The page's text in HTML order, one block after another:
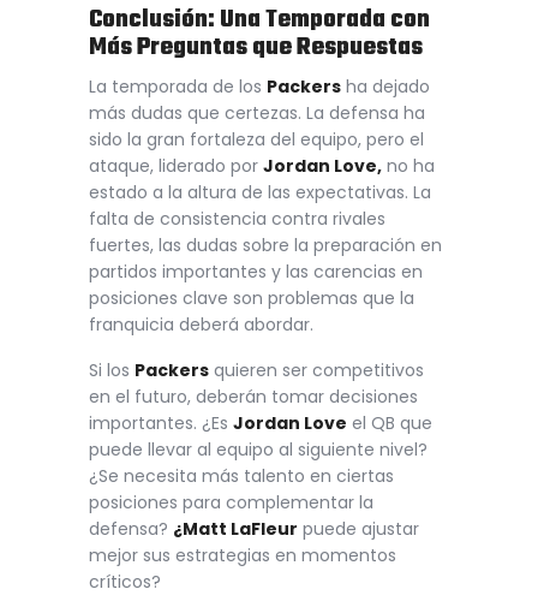
Conclusión: Una Temporada con
Más Preguntas que Respuestas
La temporada de los Packers ha dejado
más dudas que certezas. La defensa ha
sido la gran fortaleza del equipo, pero el
ataque, liderado por Jordan Love, no ha
estado a la altura de las expectativas. La
falta de consistencia contra rivales
fuertes, las dudas sobre la preparación en
partidos importantes y las carencias en
posiciones clave son problemas que la
franquicia deberá abordar.
Si los Packers quieren ser competitivos
en el futuro, deberán tomar decisiones
importantes. ¿Es Jordan Love el QB que
puede llevar al equipo al siguiente nivel?
¿Se necesita más talento en ciertas
posiciones para complementar la
defensa? ¿Matt LaFleur puede ajustar
mejor sus estrategias en momentos
críticos?